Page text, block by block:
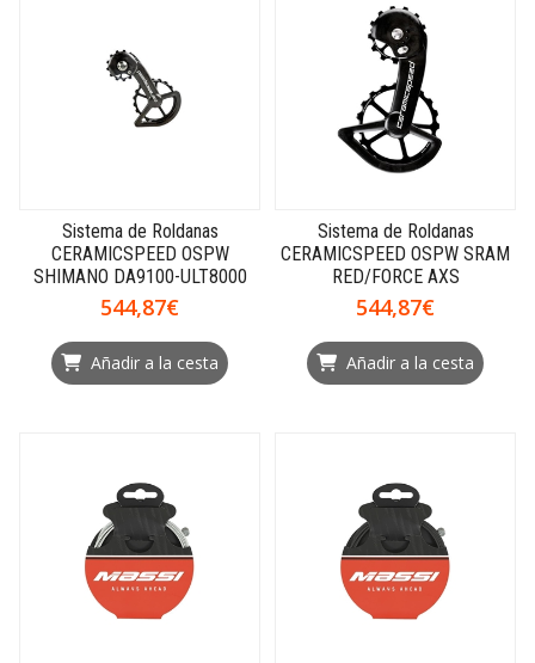
Sistema de Roldanas
CERAMICSPEED OSPW
SHIMANO DA9100-ULT8000
544,87€
Añadir a la cesta
Sistema de Roldanas
CERAMICSPEED OSPW SRAM
RED/FORCE AXS
544,87€
Añadir a la cesta